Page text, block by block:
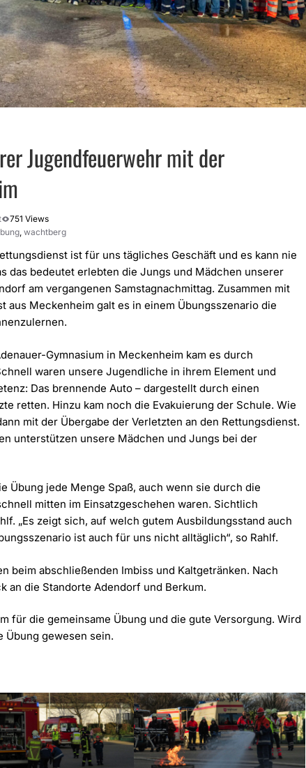
Jugendfeuerwehr mit der
751 Views
, wachtberg
ist für uns tägliches Geschäft und es kann nie
das bedeutet erlebten die Jungs und Mädchen unserer
am vergangenen Samstagnachmittag. Zusammen mit
Meckenheim galt es in einem Übungsszenario die
Gymnasium in Meckenheim kam es durch
waren unsere Jugendliche in ihrem Element und
Das brennende Auto – dargestellt durch einen
retten. Hinzu kam noch die Evakuierung der Schule. Wie
mit der Übergabe der Verletzten an den Rettungsdienst.
unterstützen unsere Mädchen und Jungs bei der
Übung jede Menge Spaß, auch wenn sie durch die
mitten im Einsatzgeschehen waren. Sichtlich
„Es zeigt sich, auf welch gutem Ausbildungsstand auch
ist auch für uns nicht alltäglich“, so Rahlf.
beim abschließenden Imbiss und Kaltgetränken. Nach
an die Standorte Adendorf und Berkum.
für die gemeinsame Übung und die gute Versorgung. Wird
Übung gewesen sein.